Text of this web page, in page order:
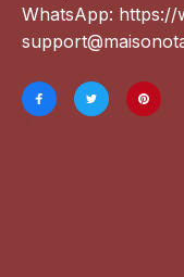
WhatsApp: https://